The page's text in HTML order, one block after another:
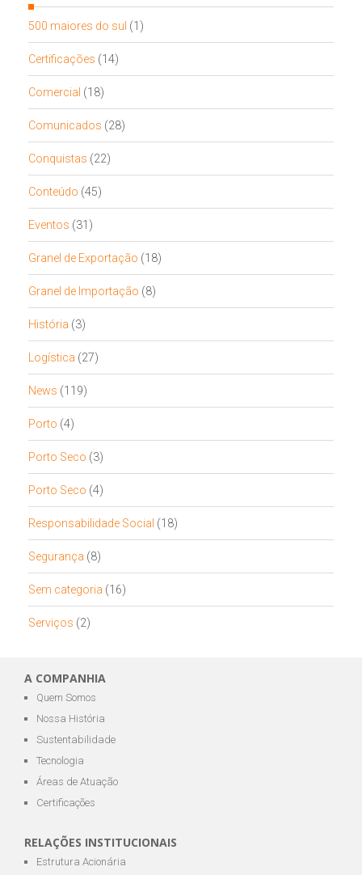
500 maiores do sul (1)
Certificações (14)
Comercial (18)
Comunicados (28)
Conquistas (22)
Conteúdo (45)
Eventos (31)
Granel de Exportação (18)
Granel de Importação (8)
História (3)
Logística (27)
News (119)
Porto (4)
Porto Seco (3)
Porto Seco (4)
Responsabilidade Social (18)
Segurança (8)
Sem categoria (16)
Serviços (2)
A COMPANHIA
Quem Somos
Nossa História
Sustentabilidade
Tecnologia
Áreas de Atuação
Certificações
RELAÇÕES INSTITUCIONAIS
Estrutura Acionária